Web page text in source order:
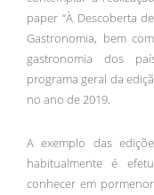
paper “À Descoberta
Gastronomia, bem
gastronomia dos
programa geral da
no ano de 2019.
A exemplo das
habitualmente é
conhecer em